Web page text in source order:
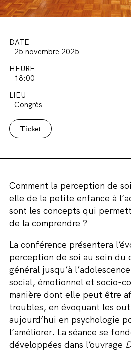
DATE
25 novembre 2025
HEURE
18:00
LIEU
Congrès
Ticket
Comment la perception de
elle de la petite enfance à
sont les concepts qui
de la comprendre ?
La conférence présentera
perception de soi au sein du
général jusqu’à
social, émotionnel et socio-
manière dont elle peut être
troubles, en évoquant les
aujourd’hui en psychologie
l’améliorer. La séance se
développées dans l’ouvrage